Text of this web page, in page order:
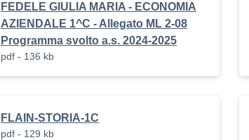
FEDELE GIULIA MARIA - ECONOMIA
AZIENDALE 1^C - Allegato ML 2-08
Programma svolto a.s. 2024-2025
pdf - 136 kb
FLAIN-STORIA-1C
pdf - 129 kb